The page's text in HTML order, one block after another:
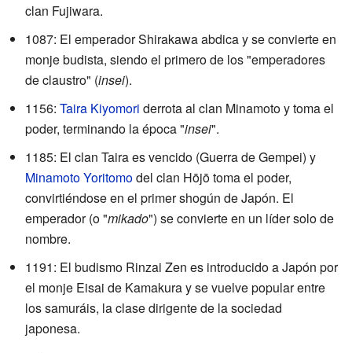
clan Fujiwara.
1087: El emperador Shirakawa abdica y se convierte en
monje budista, siendo el primero de los "emperadores
de claustro" (insei).
1156: Taira Kiyomori derrota al clan Minamoto y toma el
poder, terminando la época "insei".
1185: El clan Taira es vencido (Guerra de Gempei) y
Minamoto Yoritomodel clan Hōjō toma el poder,
convirtiéndose en el primer shogún de Japón. El
emperador (o "mikado") se convierte en un líder solo de
nombre.
1191: El budismo Rinzai Zen es introducido a Japón por
el monje Eisai de Kamakura y se vuelve popular entre
los samuráis, la clase dirigente de la sociedad
japonesa.